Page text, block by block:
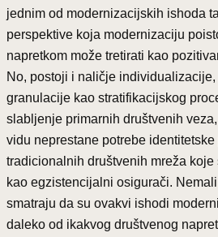
jednim od modernizacijskih ishoda
perspektive koja modernizaciju
napretkom može tretirati kao
No, postoji i naličje individualizacije,
granulacije kao stratifikacijskog
slabljenje primarnih društvenih
vidu neprestane potrebe
tradicionalnih društvenih mreža
kao egzistencijalni osigurači.
smatraju da su ovakvi ishodi
daleko od ikakvog društvenog